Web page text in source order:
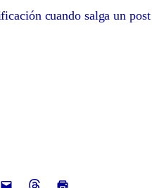
cuando salga un